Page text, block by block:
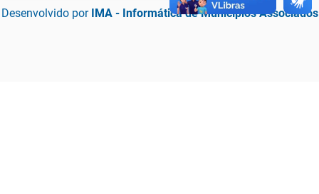
Desenvolvido por IMA - Informática de Municípios Associados